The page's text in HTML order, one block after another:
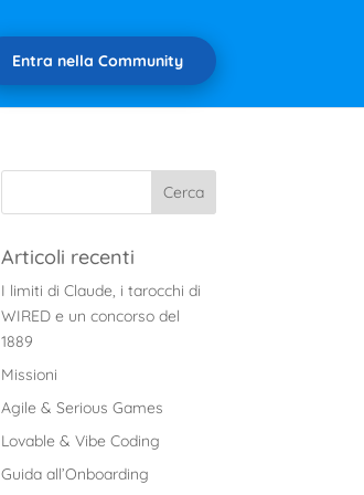
Entra nella Community
Articoli recenti
I limiti di Claude, i tarocchi di
WIRED e un concorso del
1889
Missioni
Agile & Serious Games
Lovable & Vibe Coding
Guida all’Onboarding